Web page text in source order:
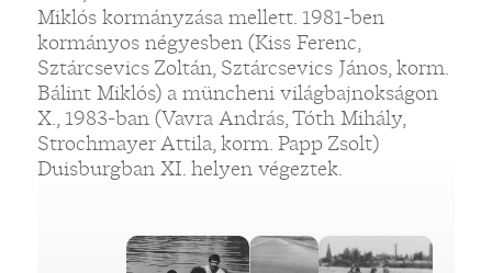
Miklós kormányzása mellett. 1981-ben
kormányos négyesben (Kiss Ferenc,
Sztárcsevics Zoltán, Sztárcsevics János, korm.
Bálint Miklós) a müncheni világbajnokságon
X., 1983-ban (Vavra András, Tóth Mihály,
Strochmayer Attila, korm. Papp Zsolt)
Duisburgban XI. helyen végeztek.